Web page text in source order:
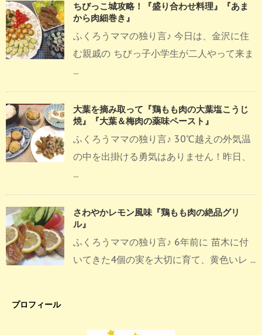
ちびっこ城攻略！『盛り合わせ料理』『あま
から肉細巻き』
ふくろうママの独り言♪ 今日は、金沢に住
む親戚の ちびっ子小学生が二人やって来ま
...
大葉を摘み取って『鶏もも肉の大葉塩こうじ
焼』『大葉＆梅肉の薬味ペースト』
ふくろうママの独り言♪ 30℃越えの外気温
の中を出掛ける勇気はありません！昨日、
...
さわやかレモン風味『鶏もも肉の絶品グリ
ル』
ふくろうママの独り言♪ 6年前に 苗木に付
いてきた4個の実を大切に育て、黄色いレ ...
プロフィール